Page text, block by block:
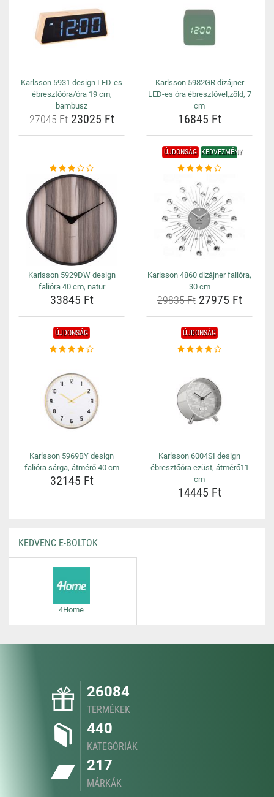
Karlsson 5931 design LED-es
ébresztőóra/óra 19 cm,
bambusz
27045 Ft23025 Ft
Karlsson 5982GR dizájner
LED-es óra ébresztővel,zöld, 7
cm
16845 Ft
Karlsson 5929DW design
falióra 40 cm, natur
33845 Ft
ÚJDONSÁG KEDVEZMÉNY
Karlsson 4860 dizájner falióra,
30 cm
29835 Ft27975 Ft
ÚJDONSÁG
Karlsson 5969BY design
falióra sárga, átmérő 40 cm
32145 Ft
ÚJDONSÁG
Karlsson 6004SI design
ébresztőóra ezüst, átmérő11
cm
14445 Ft
KEDVENC E-BOLTOK
4Home
26084
TERMÉKEK
440
KATEGÓRIÁK
217
MÁRKÁK